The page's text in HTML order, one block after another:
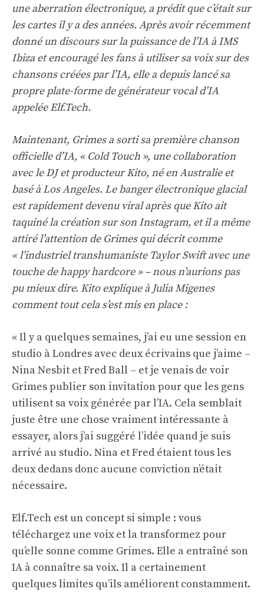
une aberration électronique, a prédit que c’était sur
les cartes il y a des années. Après avoir récemment
donné un discours sur la puissance de l’IA à IMS
Ibiza et encouragé les fans à utiliser sa voix sur des
chansons créées par l’IA, elle a depuis lancé sa
propre plate-forme de générateur vocal d’IA
appelée Elf.Tech.
Maintenant, Grimes a sorti sa première chanson
officielle d’IA, « Cold Touch », une collaboration
avec le DJ et producteur Kito, né en Australie et
basé à Los Angeles. Le banger électronique glacial
est rapidement devenu viral après que Kito ait
taquiné la création sur son Instagram, et il a même
attiré l’attention de Grimes qui décrit comme
« l’industriel transhumaniste Taylor Swift avec une
touche de happy hardcore » – nous n’aurions pas
pu mieux dire. Kito explique à Julia Migenes
comment tout cela s’est mis en place :
« Il y a quelques semaines, j’ai eu une session en
studio à Londres avec deux écrivains que j’aime –
Nina Nesbit et Fred Ball – et je venais de voir
Grimes publier son invitation pour que les gens
utilisent sa voix générée par l’IA. Cela semblait
juste être une chose vraiment intéressante à
essayer, alors j’ai suggéré l’idée quand je suis
arrivé au studio. Nina et Fred étaient tous les
deux dedans donc aucune conviction n’était
nécessaire.
Elf.Tech est un concept si simple : vous
téléchargez une voix et la transformez pour
qu’elle sonne comme Grimes. Elle a entraîné son
IA à connaître sa voix. Il a certainement
quelques limites qu’ils améliorent constamment.